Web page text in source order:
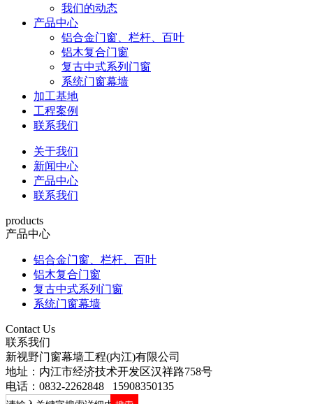
我们的动态
产品中心
铝合金门窗、栏杆、百叶
铝木复合门窗
复古中式系列门窗
系统门窗幕墙
加工基地
工程案例
联系我们
关于我们
新闻中心
产品中心
联系我们
products
产品中心
铝合金门窗、栏杆、百叶
铝木复合门窗
复古中式系列门窗
系统门窗幕墙
Contact Us
联系我们
新视野门窗幕墙工程(内江)有限公司
地址：内江市经济技术开发区汉祥路758号
电话：0832-2262848 15908350135